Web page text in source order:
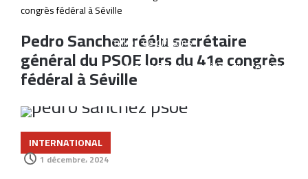
son système de gestion interne pour 1,2
million de dirhams
Le Maroc figure parmi les dix premières
destinations mondiales pour les
investissements privés soutenus par le
congrès fédéral à Séville
Pedro Sanchez réélu secrétaire
général du PSOE lors du 41e congrès
fédéral à Séville
INTERNATIONAL
1 décembre، 2024